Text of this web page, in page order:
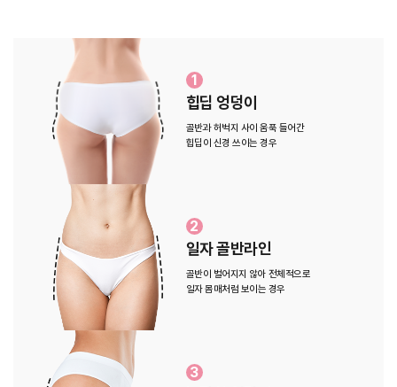
1
힙딥 엉덩이
골반과 허벅지 사이 움푹 들어간
힙딥이 신경 쓰이는 경우
2
일자 골반라인
골반이 벌어지지 않아 전체적으로
일자 몸매처럼 보이는 경우
3